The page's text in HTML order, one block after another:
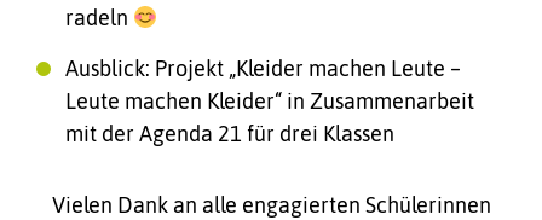
radeln
Ausblick: Projekt „Kleider machen Leute –
Leute machen Kleider“ in Zusammenarbeit
mit der Agenda 21 für drei Klassen
Vielen Dank an alle engagierten Schülerinnen